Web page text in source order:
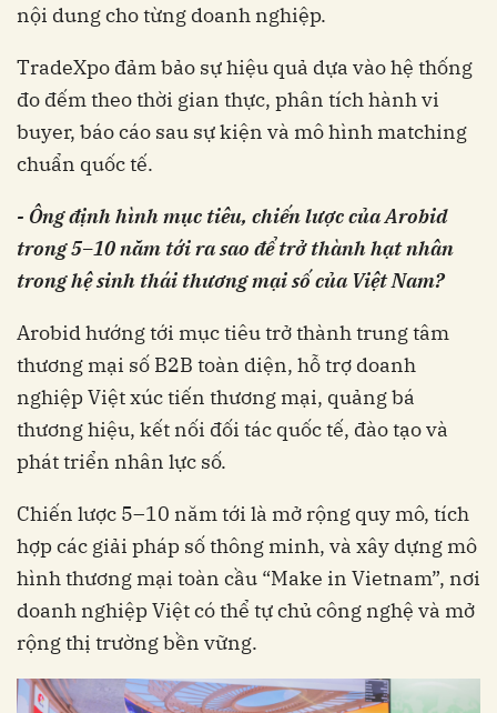
nội dung cho từng doanh nghiệp.
TradeXpo đảm bảo sự hiệu quả dựa vào hệ thống
đo đếm theo thời gian thực, phân tích hành vi
buyer, báo cáo sau sự kiện và mô hình matching
chuẩn quốc tế.
- Ông định hình mục tiêu, chiến lược của Arobid
trong 5–10 năm tới ra sao để trở thành hạt nhân
trong hệ sinh thái thương mại số của Việt Nam?
Arobid hướng tới mục tiêu trở thành trung tâm
thương mại số B2B toàn diện, hỗ trợ doanh
nghiệp Việt xúc tiến thương mại, quảng bá
thương hiệu, kết nối đối tác quốc tế, đào tạo và
phát triển nhân lực số.
Chiến lược 5–10 năm tới là mở rộng quy mô, tích
hợp các giải pháp số thông minh, và xây dựng mô
hình thương mại toàn cầu “Make in Vietnam”, nơi
doanh nghiệp Việt có thể tự chủ công nghệ và mở
rộng thị trường bền vững.